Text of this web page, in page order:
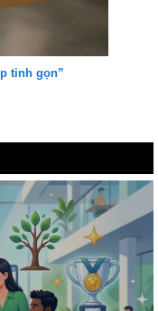
tinh gọn”